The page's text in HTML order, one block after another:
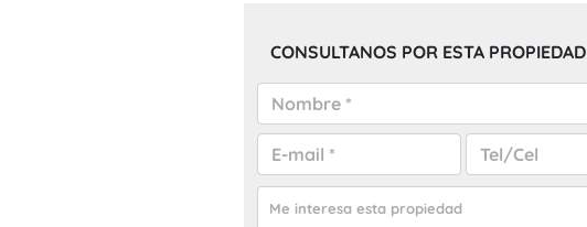
CONSULTANOS POR ESTA PROPIEDAD